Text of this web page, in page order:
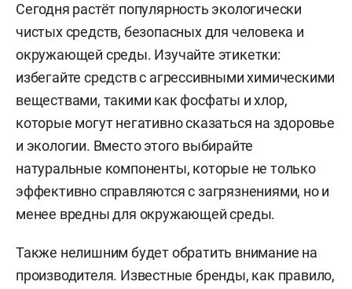
Сегодня растёт популярность экологически
чистых средств, безопасных для человека и
окружающей среды. Изучайте этикетки:
избегайте средств с агрессивными химическими
веществами, такими как фосфаты и хлор,
которые могут негативно сказаться на здоровье
и экологии. Вместо этого выбирайте
натуральные компоненты, которые не только
эффективно справляются с загрязнениями, но и
менее вредны для окружающей среды.
Также нелишним будет обратить внимание на
производителя. Известные бренды, как правило,